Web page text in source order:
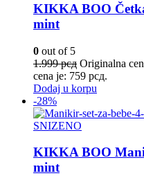
KIKKA BOO
mint
0 out of 5
1.999рсд Originalna
cena je: 759 рсд.
Dodaj u korpu
-28%
SNIZENO
KIKKA BOO
mint